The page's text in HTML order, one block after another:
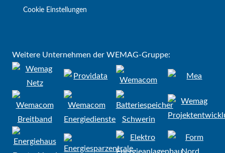
Cookie Einstellungen
Weitere Unternehmen der WEMAG-Gruppe: